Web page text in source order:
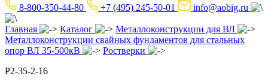
8-800-350-44-80
+7 (495) 245-50-01 info@aobig.ru
Главная Каталог
Металлоконструкции для ВЛ
Металлоконструкции свайных фундаментов для стальных
опор ВЛ 35-500кВ
Ростверки
Р2-35-2-16